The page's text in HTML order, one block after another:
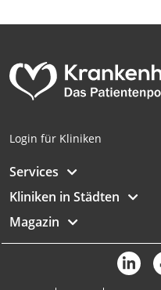
Login für Kliniken
Services
Kliniken in Städten
Magazin